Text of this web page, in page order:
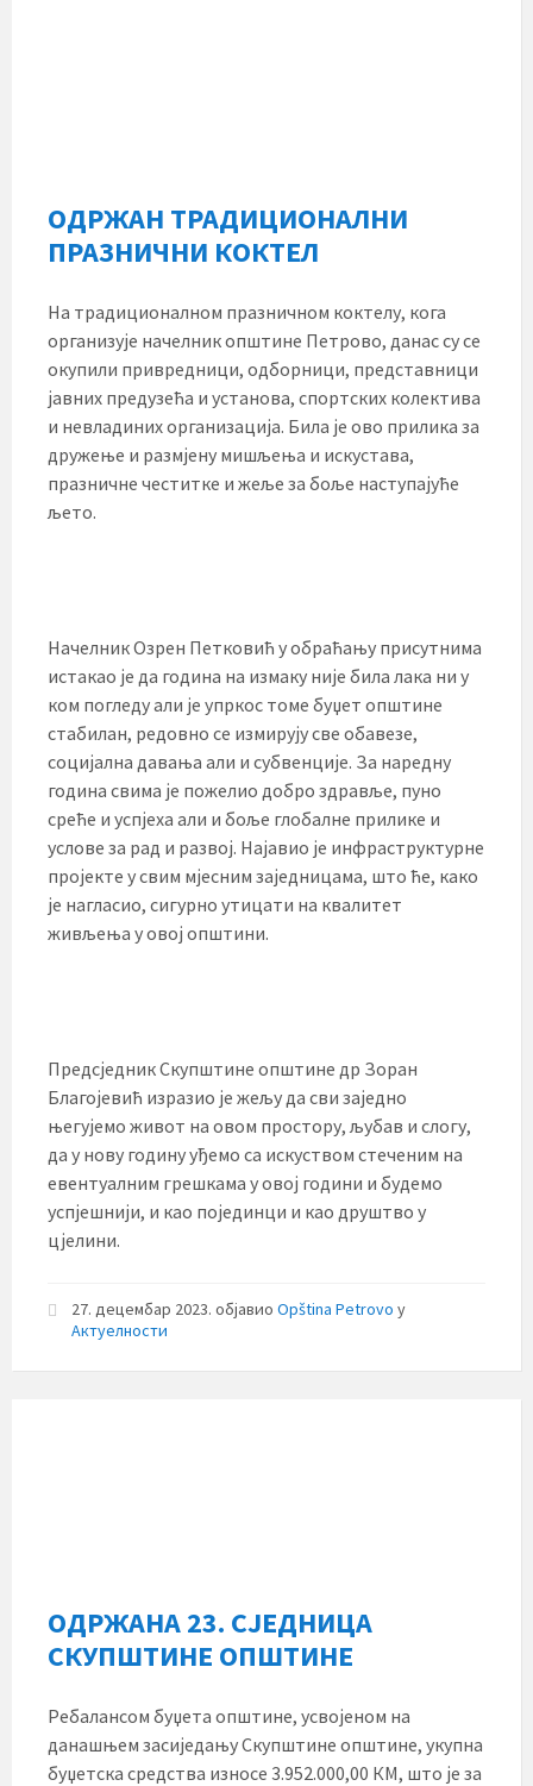
ОДРЖАН ТРАДИЦИОНАЛНИ
ПРАЗНИЧНИ КОКТЕЛ
На традиционалном празничном коктелу, кога
организује начелник општине Петрово, данас су се
окупили привредници, одборници, представници
јавних предузећа и установа, спортских колектива
и невладиних организација. Била је ово прилика за
дружење и размјену мишљења и искустава,
празничне честитке и жеље за боље наступајуће
љето.
Начелник Озрен Петковић у обраћању присутнима
истакао је да година на измаку није била лака ни у
ком погледу али је упркос томе буџет општине
стабилан, редовно се измирују све обавезе,
социјална давања али и субвенције. За наредну
година свима је пожелио добро здравље, пуно
среће и успјеха али и боље глобалне прилике и
услове за рад и развој. Најавио је инфраструктурне
пројекте у свим мјесним заједницама, што ће, како
је нагласио, сигурно утицати на квалитет
живљења у овој општини.
Предсједник Скупштине општине др Зоран
Благојевић изразио је жељу да сви заједно
његујемо живот на овом простору, љубав и слогу,
да у нову годину уђемо са искуством стеченим на
евентуалним грешкама у овој години и будемо
успјешнији, и као појединци и као друштво у
цјелини.
27. децембар 2023. објавио Opština Petrovo у
Актуелности
ОДРЖАНА 23. СЈЕДНИЦА
СКУПШТИНЕ ОПШТИНЕ
Ребалансом буџета општине, усвојеном на
данашњем засиједању Скупштине општине, укупна
буџетска средства износе 3.952.000,00 КМ, што је за